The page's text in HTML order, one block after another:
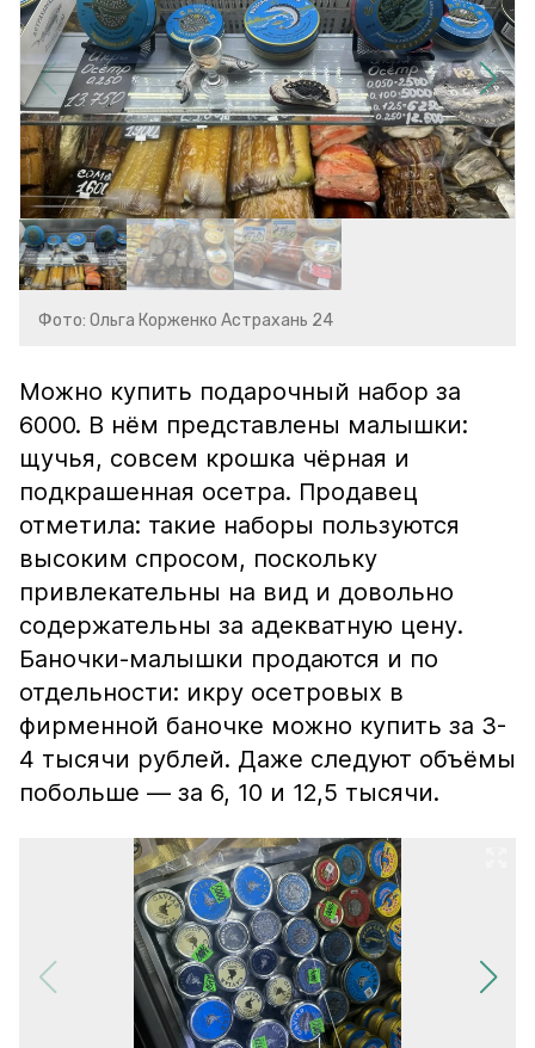
Фото: Ольга Корженко Астрахань 24
Можно купить подарочный набор за
6000. В нём представлены малышки:
щучья, совсем крошка чёрная и
подкрашенная осетра. Продавец
отметила: такие наборы пользуются
высоким спросом, поскольку
привлекательны на вид и довольно
содержательны за адекватную цену.
Баночки-малышки продаются и по
отдельности: икру осетровых в
фирменной баночке можно купить за 3-
4 тысячи рублей. Даже следуют объёмы
побольше — за 6, 10 и 12,5 тысячи.